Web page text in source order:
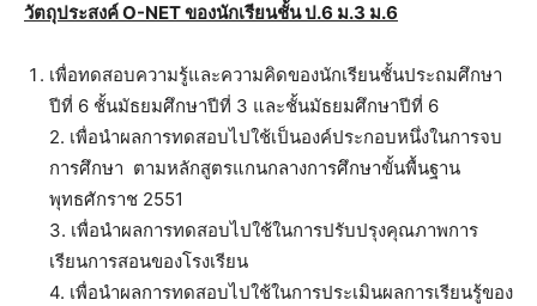
วัตถุประสงค์ O-NET ของนักเรียนชั้น ป.6 ม.3 ม.6
เพื่อทดสอบความรู้และความคิดของนักเรียนชั้นประถมศึกษา
ปีที่ 6 ชั้นมัธยมศึกษาปีที่ 3 และชั้นมัธยมศึกษาปีที่ 6
2. เพื่อนำผลการทดสอบไปใช้เป็นองค์ประกอบหนึ่งในการจบ
การศึกษา ตามหลักสูตรแกนกลางการศึกษาขั้นพื้นฐาน
พุทธศักราช 2551
3. เพื่อนำผลการทดสอบไปใช้ในการปรับปรุงคุณภาพการ
เรียนการสอนของโรงเรียน
4. เพื่อนำผลการทดสอบไปใช้ในการประเมินผลการเรียนรู้ของ